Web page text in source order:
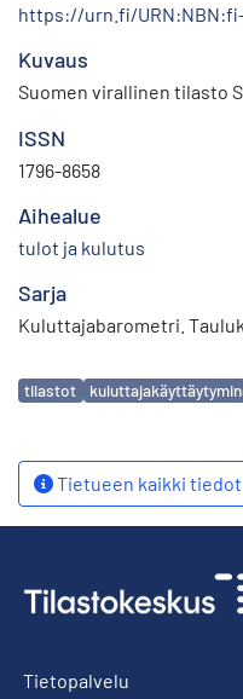
https://urn.fi/
Kuvaus
Suomen virallinen tilasto
ISSN
1796-8658
Aihealue
tulot ja kulutus
Sarja
Kuluttajabarometri.
Avainsanat
tilastot
Tietueen kaikki tiedot
Tietopalvelu